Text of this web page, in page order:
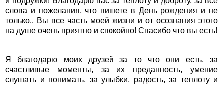
слова и пожелания, что пишете в День рождения и не
только.. Вы все часть моей жизни и от осознания этого
на душе очень приятно и спокойно! Спасибо что вы есть!
Я благодарю моих друзей за то что они есть, за
счастливые моменты, за их преданность, умение
слушать и понимать, за улыбки, радость, за теплоту и